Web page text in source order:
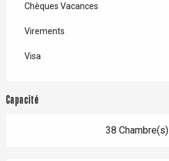
Chèques Vacances
Virements
Visa
Capacité
38 Chambre(s)